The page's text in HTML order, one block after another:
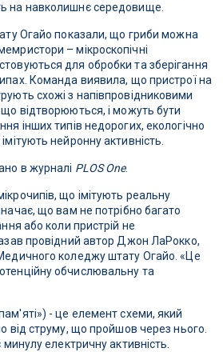
на навколишнє середовище.
Огайо показали, що гриби можна
– мікроскопічні
для обробки та зберігання
Команда виявила, що пристрої на
схожі з напівпровідниковими
відтворюються, і можуть бути
інших типів недорогих, екологічно
нейронну активність.
в журналі PLOS One.
що імітують реальну
що вам не потрібно багато
або коли пристрій не
провідний автор Джон ЛаРокко,
коледжу штату Огайо. «Це
обчислювальну та
- це елемент схеми, який
від струму, що пройшов через нього.
минулу електричну активність.